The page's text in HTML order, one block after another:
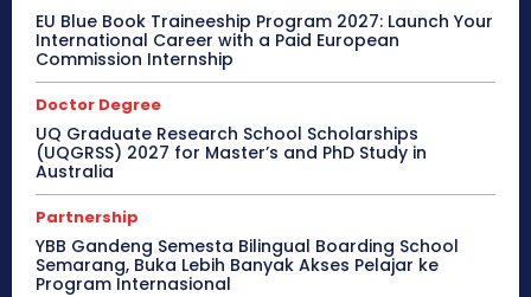
EU Blue Book Traineeship Program 2027: Launch Your
International Career with a Paid European
Commission Internship
Doctor Degree
UQ Graduate Research School Scholarships
(UQGRSS) 2027 for Master’s and PhD Study in
Australia
Partnership
YBB Gandeng Semesta Bilingual Boarding School
Semarang, Buka Lebih Banyak Akses Pelajar ke
Program Internasional